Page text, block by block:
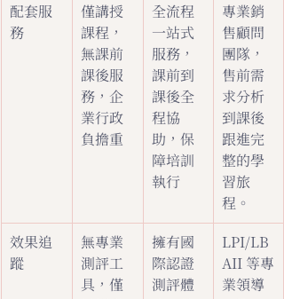
配套服
務
僅講授
課程，
無課前
課後服
務，企
業行政
負擔重
全流程
一站式
服務，
課前到
課後全
程協
助，保
障培訓
執行
專業銷
售顧問
團隊，
售前需
求分析
到課後
跟進完
整的學
習旅
程。
效果追
蹤
無專業
測評工
具，僅
擁有國
際認證
測評體
LPI/LB
AII 等專
業領導